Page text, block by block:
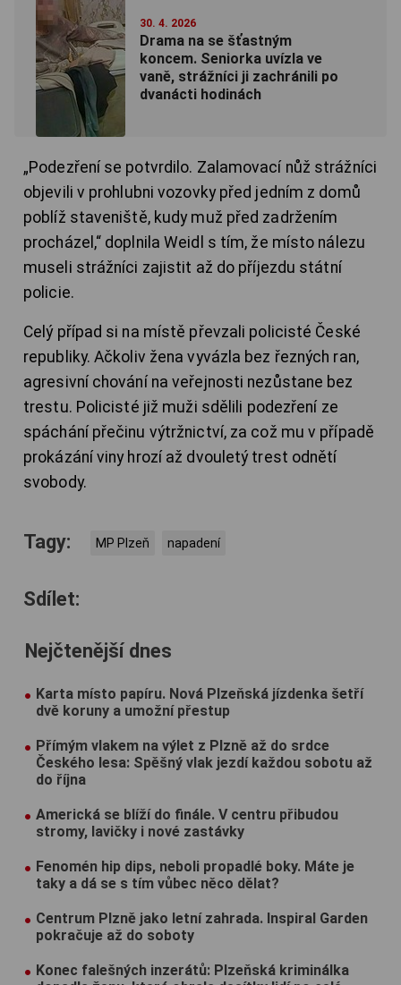
30. 4. 2026
Drama na se šťastným
koncem. Seniorka uvízla ve
vaně, strážníci ji zachránili po
dvanácti hodinách
„Podezření se potvrdilo. Zalamovací nůž strážníci
objevili v prohlubni vozovky před jedním z domů
poblíž staveniště, kudy muž před zadržením
procházel,“ doplnila Weidl s tím, že místo nálezu
museli strážníci zajistit až do příjezdu státní
policie.
Celý případ si na místě převzali policisté České
republiky. Ačkoliv žena vyvázla bez řezných ran,
agresivní chování na veřejnosti nezůstane bez
trestu. Policisté již muži sdělili podezření ze
spáchání přečinu výtržnictví, za což mu v případě
prokázání viny hrozí až dvouletý trest odnětí
svobody.
Tagy: MP Plzeň napadení
Sdílet:
Nejčtenější dnes
Karta místo papíru. Nová Plzeňská jízdenka šetří
dvě koruny a umožní přestup
Přímým vlakem na výlet z Plzně až do srdce
Českého lesa: Spěšný vlak jezdí každou sobotu až
do října
Americká se blíží do finále. V centru přibudou
stromy, lavičky i nové zastávky
Fenomén hip dips, neboli propadlé boky. Máte je
taky a dá se s tím vůbec něco dělat?
Centrum Plzně jako letní zahrada. Inspiral Garden
pokračuje až do soboty
Konec falešných inzerátů: Plzeňská kriminálka